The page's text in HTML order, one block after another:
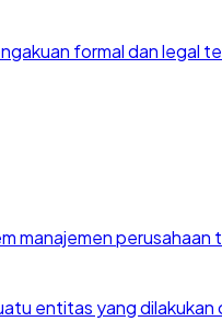
formal dan legal
perusahaan
entitas yang